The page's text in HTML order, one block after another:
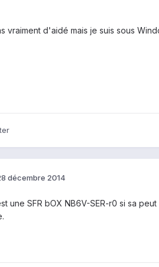
vraiment d'aidé mais je suis sous
décembre 2014
une SFR bOX NB6V-SER-r0 si sa